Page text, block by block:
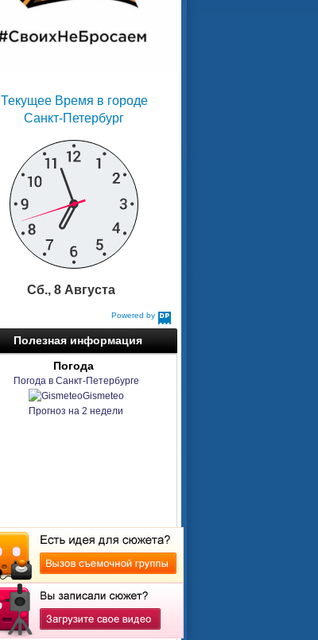
Powered by
DaysPedia.com
Текущее Время в городе
Санкт-Петербург
Сб., 8 Августа
Полезная информация
Погода
Погода в Санкт-Петербурге
Gismeteo
Прогноз на 2 недели